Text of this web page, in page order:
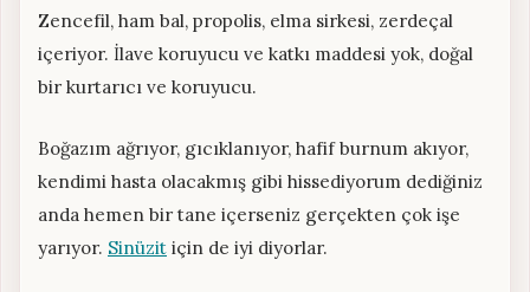
Zencefil, ham bal, propolis, elma sirkesi, zerdeçal
içeriyor. İlave koruyucu ve katkı maddesi yok, doğal
bir kurtarıcı ve koruyucu.
Boğazım ağrıyor, gıcıklanıyor, hafif burnum akıyor,
kendimi hasta olacakmış gibi hissediyorum dediğiniz
anda hemen bir tane içerseniz gerçekten çok işe
yarıyor. Sinüzit için de iyi diyorlar.